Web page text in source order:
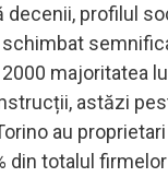
decenii, profilul
majoritatea
astăzi
au
din totalul